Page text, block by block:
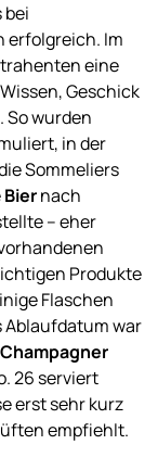
bei
erfolgreich. Im
eine
Geschick
So wurden
in der
Sommeliers
Biernach
– eher
Produkte
Flaschen
war
Champagner
26 serviert
erst sehr kurz
empfiehlt.